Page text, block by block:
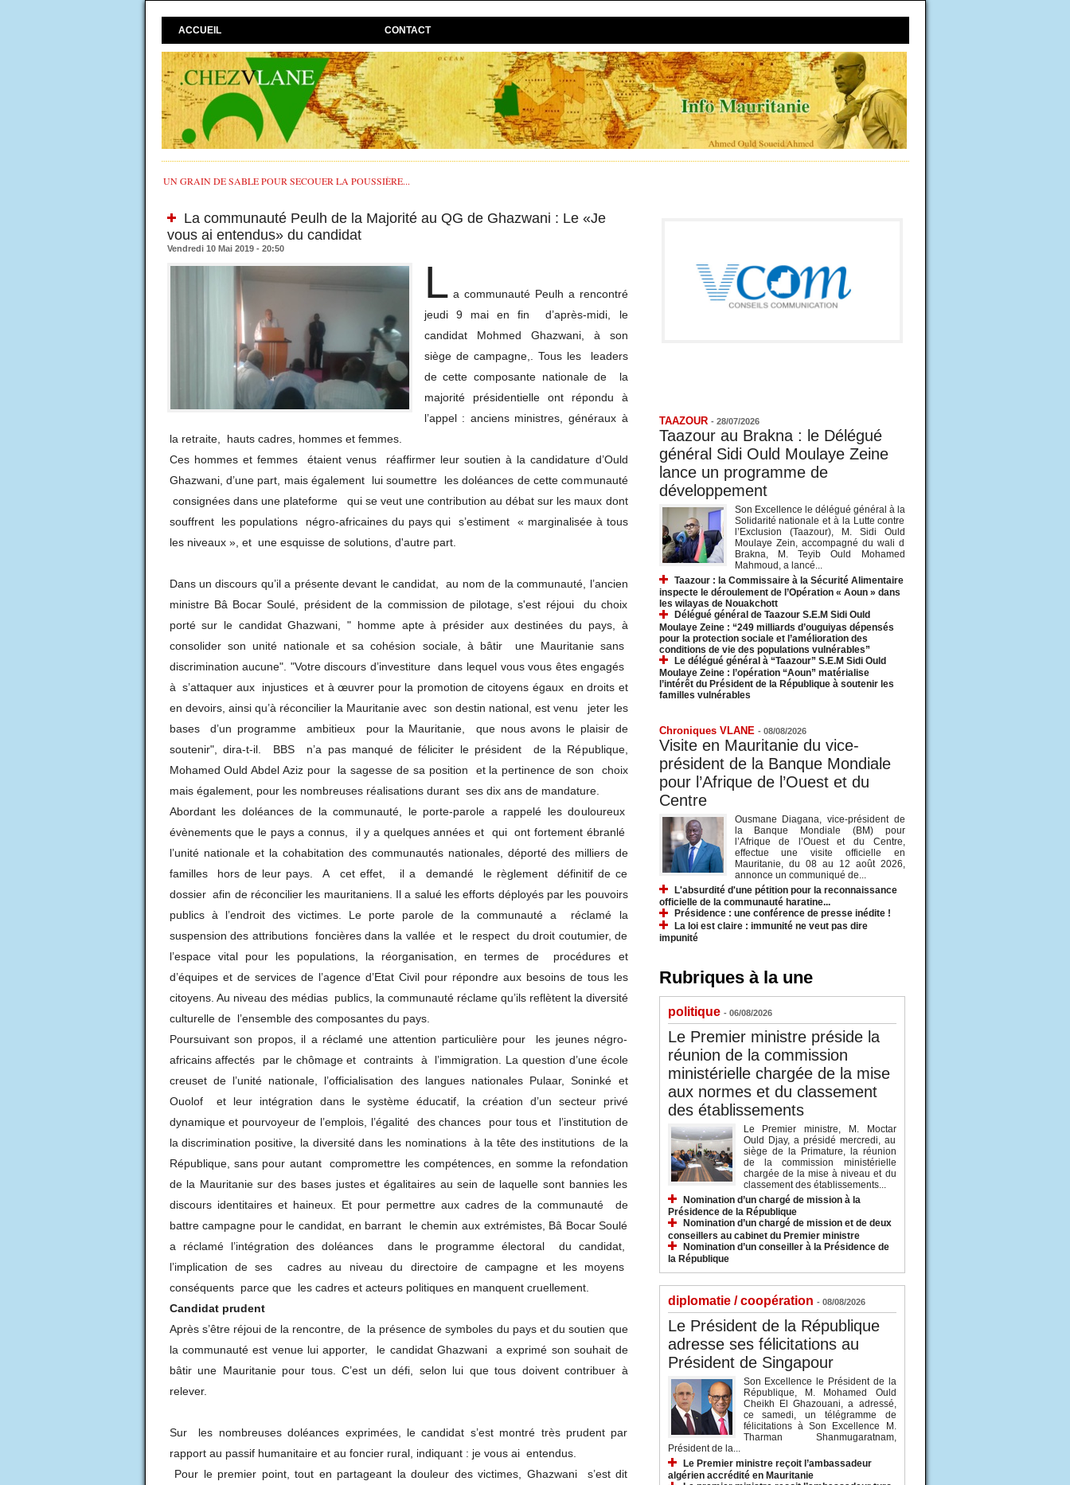
ACCUEIL CONTACT
UN GRAIN DE SABLE POUR SECOUER LA POUSSIÈRE...
La communauté Peulh de la Majorité au QG de Ghazwani : Le «Je
vous ai entendus» du candidat
Vendredi 10 Mai 2019 - 20:50
L a communauté Peulh a rencontré
jeudi 9 mai en fin d’après-midi, le
candidat Mohmed Ghazwani, à son
siège de campagne,. Tous les leaders
de cette composante nationale de la
majorité présidentielle ont répondu à
l’appel : anciens ministres, généraux à
la retraite, hauts cadres, hommes et femmes.
Ces hommes et femmes étaient venus réaffirmer leur soutien à la candidature d’Ould
Ghazwani, d’une part, mais également lui soumettre les doléances de cette communauté
consignées dans une plateforme qui se veut une contribution au débat sur les maux dont
souffrent les populations négro-africaines du pays qui s’estiment « marginalisée à tous
les niveaux », et une esquisse de solutions, d'autre part.
Dans un discours qu’il a présente devant le candidat, au nom de la communauté, l’ancien
ministre Bâ Bocar Soulé, président de la commission de pilotage, s'est réjoui du choix
porté sur le candidat Ghazwani, " homme apte à présider aux destinées du pays, à
consolider son unité nationale et sa cohésion sociale, à bâtir une Mauritanie sans
discrimination aucune". "Votre discours d’investiture dans lequel vous vous êtes engagés
à s’attaquer aux injustices et à œuvrer pour la promotion de citoyens égaux en droits et
en devoirs, ainsi qu’à réconcilier la Mauritanie avec son destin national, est venu jeter les
bases d’un programme ambitieux pour la Mauritanie, que nous avons le plaisir de
soutenir", dira-t-il. BBS n’a pas manqué de féliciter le président de la République,
Mohamed Ould Abdel Aziz pour la sagesse de sa position et la pertinence de son choix
mais également, pour les nombreuses réalisations durant ses dix ans de mandature.
Abordant les doléances de la communauté, le porte-parole a rappelé les douloureux
évènements que le pays a connus, il y a quelques années et qui ont fortement ébranlé
l’unité nationale et la cohabitation des communautés nationales, déporté des milliers de
familles hors de leur pays. A cet effet, il a demandé le règlement définitif de ce
dossier afin de réconcilier les mauritaniens. Il a salué les efforts déployés par les pouvoirs
publics à l’endroit des victimes. Le porte parole de la communauté a réclamé la
suspension des attributions foncières dans la vallée et le respect du droit coutumier, de
l’espace vital pour les populations, la réorganisation, en termes de procédures et
d’équipes et de services de l’agence d’Etat Civil pour répondre aux besoins de tous les
citoyens. Au niveau des médias publics, la communauté réclame qu’ils reflètent la diversité
culturelle de l’ensemble des composantes du pays.
Poursuivant son propos, il a réclamé une attention particulière pour les jeunes négro-
africains affectés par le chômage et contraints à l’immigration. La question d’une école
creuset de l’unité nationale, l’officialisation des langues nationales Pulaar, Soninké et
Ouolof et leur intégration dans le système éducatif, la création d’un secteur privé
dynamique et pourvoyeur de l’emplois, l’égalité des chances pour tous et l’institution de
la discrimination positive, la diversité dans les nominations à la tête des institutions de la
République, sans pour autant compromettre les compétences, en somme la refondation
de la Mauritanie sur des bases justes et égalitaires au sein de laquelle sont bannies les
discours identitaires et haineux. Et pour permettre aux cadres de la communauté de
battre campagne pour le candidat, en barrant le chemin aux extrémistes, Bâ Bocar Soulé
a réclamé l’intégration des doléances dans le programme électoral du candidat,
l’implication de ses cadres au niveau du directoire de campagne et les moyens
conséquents parce que les cadres et acteurs politiques en manquent cruellement.
Candidat prudent
Après s’être réjoui de la rencontre, de la présence de symboles du pays et du soutien que
la communauté est venue lui apporter, le candidat Ghazwani a exprimé son souhait de
bâtir une Mauritanie pour tous. C’est un défi, selon lui que tous doivent contribuer à
relever.
Sur les nombreuses doléances exprimées, le candidat s’est montré très prudent par
rapport au passif humanitaire et au foncier rural, indiquant : je vous ai entendus.
Pour le premier point, tout en partageant la douleur des victimes, Ghazwani s’est dit
TAAZOUR - 28/07/2026
Taazour au Brakna : le Délégué
général Sidi Ould Moulaye Zeine
lance un programme de
développement
Son Excellence le délégué général à la
Solidarité nationale et à la Lutte contre
l’Exclusion (Taazour), M. Sidi Ould
Moulaye Zein, accompagné du wali d
Brakna, M. Teyib Ould Mohamed
Mahmoud, a lancé...
Taazour : la Commissaire à la Sécurité Alimentaire
inspecte le déroulement de l’Opération « Aoun » dans
les wilayas de Nouakchott
Délégué général de Taazour S.E.M Sidi Ould
Moulaye Zeine : “249 milliards d’ouguiyas dépensés
pour la protection sociale et l’amélioration des
conditions de vie des populations vulnérables”
Le délégué général à “Taazour” S.E.M Sidi Ould
Moulaye Zeine : l’opération “Aoun” matérialise
l’intérêt du Président de la République à soutenir les
familles vulnérables
Chroniques VLANE - 08/08/2026
Visite en Mauritanie du vice-
président de la Banque Mondiale
pour l’Afrique de l’Ouest et du
Centre
Ousmane Diagana, vice-président de
la Banque Mondiale (BM) pour
l’Afrique de l’Ouest et du Centre,
effectue une visite officielle en
Mauritanie, du 08 au 12 août 2026,
annonce un communiqué de...
L'absurdité d'une pétition pour la reconnaissance
officielle de la communauté haratine...
Présidence : une conférence de presse inédite !
La loi est claire : immunité ne veut pas dire
impunité
Rubriques à la une
politique - 06/08/2026
Le Premier ministre préside la
réunion de la commission
ministérielle chargée de la mise
aux normes et du classement
des établissements
Le Premier ministre, M. Moctar
Ould Djay, a présidé mercredi, au
siège de la Primature, la réunion
de la commission ministérielle
chargée de la mise à niveau et du
classement des établissements...
Nomination d’un chargé de mission à la
Présidence de la République
Nomination d’un chargé de mission et de deux
conseillers au cabinet du Premier ministre
Nomination d’un conseiller à la Présidence de
la République
diplomatie / coopération - 08/08/2026
Le Président de la République
adresse ses félicitations au
Président de Singapour
Son Excellence le Président de la
République, M. Mohamed Ould
Cheikh El Ghazouani, a adressé,
ce samedi, un télégramme de
félicitations à Son Excellence M.
Tharman Shanmugaratnam,
Président de la...
Le Premier ministre reçoit l’ambassadeur
algérien accrédité en Mauritanie